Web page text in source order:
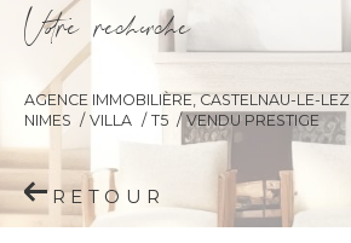
Vore recece
AGENCE IMMOBILIÈRE, CASTELNAU-LE-LEZ
NIMES
VILLA T5 VENDU PRESTIGE
RETOUR